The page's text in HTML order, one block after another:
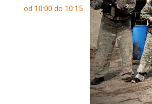
od 10:00 do 10:15